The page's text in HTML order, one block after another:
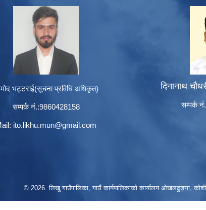
भट्टराई(सूचना प्रविधि अधिकृत)
सम्पर्क नं.:9860428158
ito.likhu.mun@gmail.com
दिनानाथ
सम्पर्क
© 2026 लिखु गाउँपालिका, गाउँ कार्यपालिकाको कार्यालय ओखलढुङ्गा,